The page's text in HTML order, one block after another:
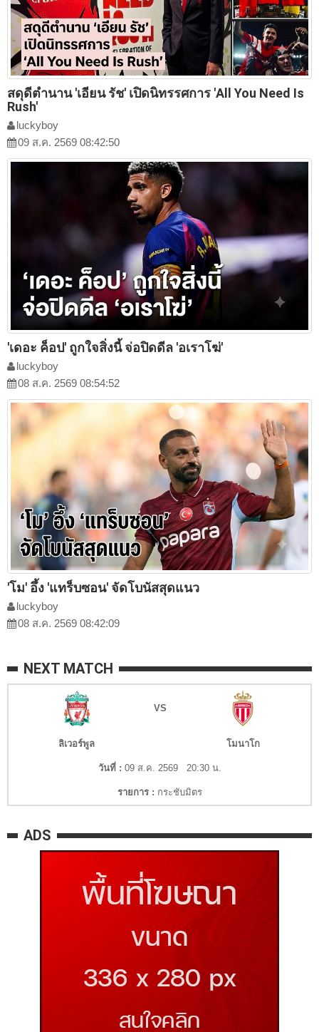
สดุดีตำนาน 'เอียน รัช' เปิดนิทรรศการ 'All You Need Is
Rush'
luckyboy
09 ส.ค. 2569 08:42:50
'เดอะ ค็อป' ถูกใจสิ่งนี้ จ่อปิดดีล 'อเราโฆ่'
luckyboy
08 ส.ค. 2569 08:54:52
'โม' อึ้ง 'แทร็บซอน' จัดโบนัสสุดแนว
luckyboy
08 ส.ค. 2569 08:42:09
NEXT MATCH
VS
ลิเวอร์พูล โมนาโก
วันที่ : 09 ส.ค. 2569 20:30 น.
รายการ : กระชับมิตร
ADS